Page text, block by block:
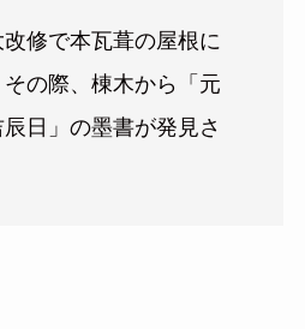
修で本瓦葺の屋根に
の際、棟木から「元
日」の墨書が発見さ